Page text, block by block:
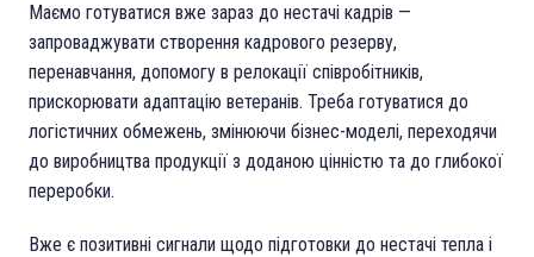
Маємо готуватися вже зараз до нестачі кадрів —
запроваджувати створення кадрового резерву,
перенавчання, допомогу в релокації співробітників,
прискорювати адаптацію ветеранів. Треба готуватися до
логістичних обмежень, змінюючи бізнес-моделі, переходячи
до виробництва продукції з доданою цінністю та до глибокої
переробки.
Вже є позитивні сигнали щодо підготовки до нестачі тепла і